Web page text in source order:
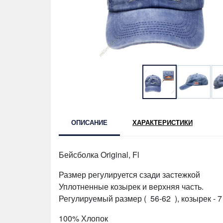
ОПИСАНИЕ ХАРАКТЕРИСТИКИ
Бейсболка Original, Fl
Размер регулируется сзади застежкой
Уплотненные козырек и верхняя часть.
Регулируемый размер ( 56-62 ), козырек -
100% Хлопок